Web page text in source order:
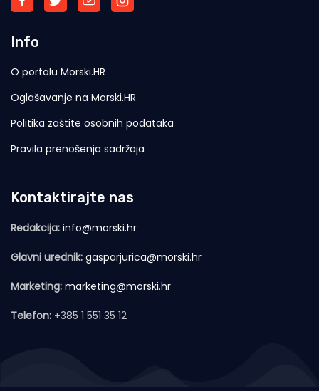
Info
O portalu Morski.HR
Oglašavanje na Morski.HR
Politika zaštite osobnih podataka
Pravila prenošenja sadržaja
Kontaktirajte nas
Redakcija: info@morski.hr
Glavni urednik: gasparjurica@morski.hr
Marketing: marketing@morski.hr
Telefon: +385 1 551 35 12